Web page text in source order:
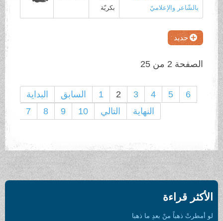
بالشّاعر والإعلاميّ
بكريّة
جديد
الصفحة 2 من 25
البداية السابق
التالي النهاية
الأكثر قراءة
لو أمطرتْ ذهباً منْ بعدِ ما ذهبا